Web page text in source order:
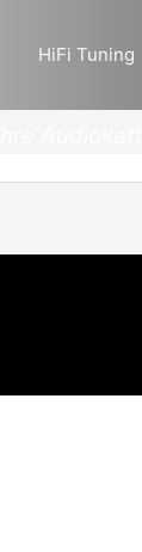
HiFi Tuning